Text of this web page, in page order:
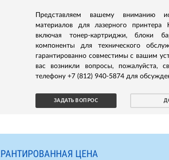
Представляем вашему вниманию
материалов для лазерного
включая тонер-картриджи, блоки
компоненты для технического
гарантированно совместимы с вашим
вас возникли вопросы,
телефону +7 (812) 940-5874 для
ЗАДАТЬ ВОПРОС
ЦЕНА